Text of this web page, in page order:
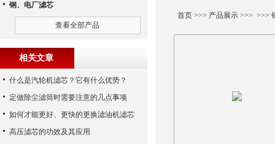
首页>>> 产品展示>>> >>>
钢、电厂滤芯
查看全部产品
相关文章
什么是汽轮机滤芯？它有什么优势？
定做除尘滤筒时需要注意的几点事项
如何才能更好、更快的更换滤油机滤芯
高压滤芯的功效及其应用